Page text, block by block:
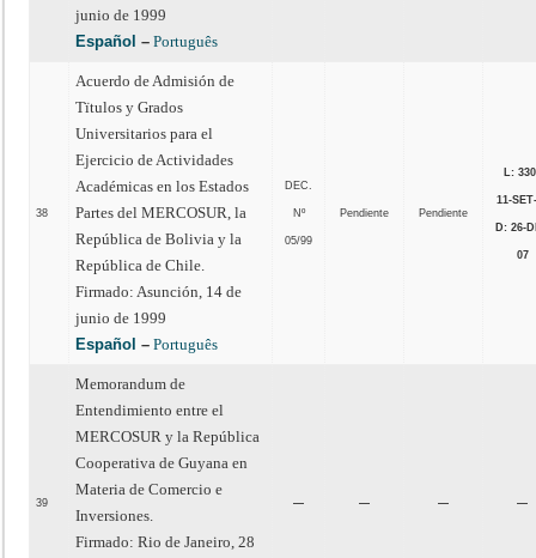
junio de 1999
Español – Português
38
Acuerdo de Admisión de
Tïtulos y Grados
Universitarios para el
Ejercicio de Actividades
Académicas en los Estados
Partes del MERCOSUR, la
República de Bolivia y la
República de Chile.
Firmado: Asunción, 14 de
junio de 1999
Español – Português
DEC.
Nº
05/99
Pendiente Pendiente
L:
11-
D: 26-
07
39
Memorandum de
Entendimiento entre el
MERCOSUR y la República
Cooperativa de Guyana en
Materia de Comercio e
Inversiones.
Firmado: Rio de Janeiro, 28
— — — —